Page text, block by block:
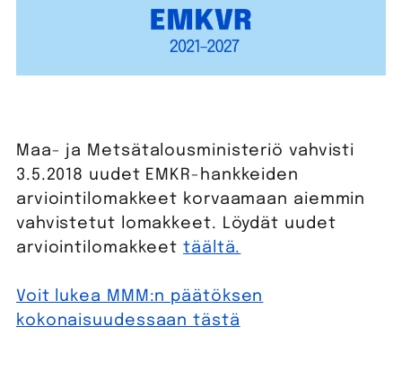
Maa- ja Metsätalousministeriö vahvisti
3.5.2018 uudet EMKR-hankkeiden
arviointilomakkeet korvaamaan aiemmin
vahvistetut lomakkeet. Löydät uudet
arviointilomakkeettäältä.
Voit lukea MMM:n päätöksen
kokonaisuudessaan tästä